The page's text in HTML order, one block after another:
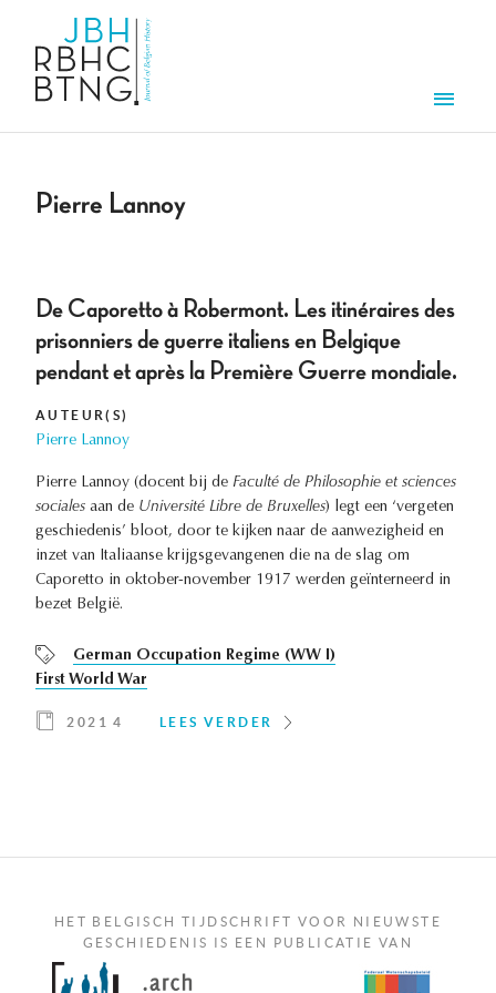
Pierre Lannoy
De Caporetto à Robermont. Les itinéraires des
prisonniers de guerre italiens en Belgique
pendant et après la Première Guerre mondiale.
AUTEUR(S)
Pierre Lannoy
Pierre Lannoy (docent bij de Faculté de Philosophie et sciences
sociales aan de Université Libre de Bruxelles) legt een ‘vergeten
geschiedenis’ bloot, door te kijken naar de aanwezigheid en
inzet van Italiaanse krijgsgevangenen die na de slag om
Caporetto in oktober-november 1917 werden geïnterneerd in
bezet België.
German Occupation Regime (WW I)
First World War
2021 4 LEES VERDER
HET BELGISCH TIJDSCHRIFT VOOR NIEUWSTE
GESCHIEDENIS IS EEN PUBLICATIE VAN